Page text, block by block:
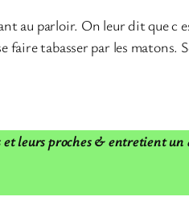
au parloir. On leur dit que c
tabasser par les matons.
et leurs proches & entretient